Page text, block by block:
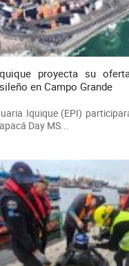
proyecta su
en Campo Grande
Iquique (EPI)
Day MS...